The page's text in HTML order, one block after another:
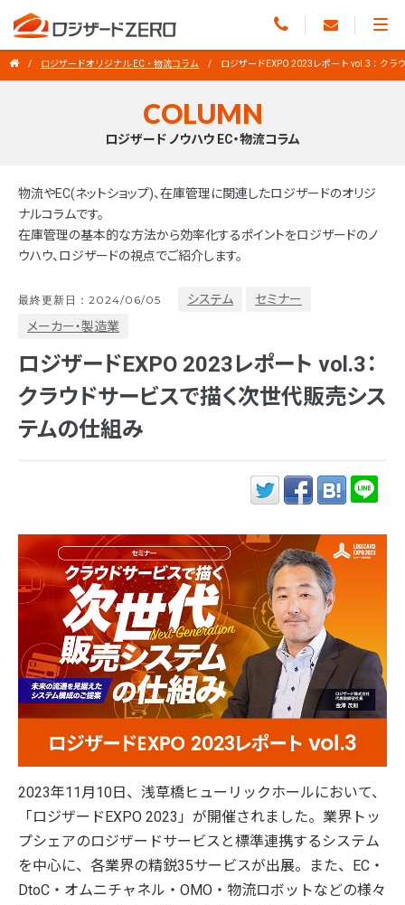
ロジザードオリジナル EC・物流コラム ロジザードEXPO 2023レポート vol.3：クラ
COLUMN
ロジザード ノウハウ EC・物流コラム
物流やEC(ネットショップ)、在庫管理に関連したロジザードのオリジ
ナルコラムです。
在庫管理の基本的な方法から効率化するポイントをロジザードのノ
ウハウ、ロジザードの視点でご紹介します。
最終更新日：2024/06/05 システム
セミナー
メーカー・製造業
ロジザードEXPO 2023レポート vol.3：
クラウドサービスで描く次世代販売シス
テムの仕組み
2023年11月10日、浅草橋ヒューリックホールにおいて、
「ロジザードEXPO 2023」が開催されました。業界トッ
プシェアのロジザードサービスと標準連携するシステム
を中心に、各業界の精鋭35サービスが出展。また、EC・
DtoC・オムニチャネル・OMO・物流ロボットなどの様々